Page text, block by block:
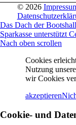
© 2026
Das Dach der
Sparkasse unterstützt
Nach oben scrollen
Cookies
Nutzung
wir Cookies
akzeptieren
Cookie- und